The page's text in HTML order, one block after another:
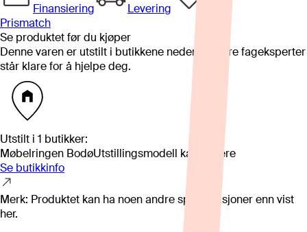
Finansiering
Levering
Prismatch
Se produktet før du kjøper
Denne varen er utstilt i butikkene nedenfor. Våre fageksperter
står klare for å hjelpe deg.
Utstilt i 1 butikker:
Møbelringen BodøUtstillingsmodell kan variere
Se butikkinfo
Merk: Produktet kan ha noen andre spesifikasjoner enn vist
her.